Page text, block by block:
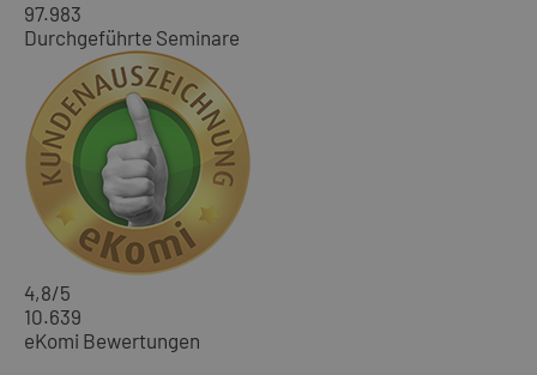
97.983
Durchgeführte Seminare
4,8/5
10.639
eKomi Bewertungen